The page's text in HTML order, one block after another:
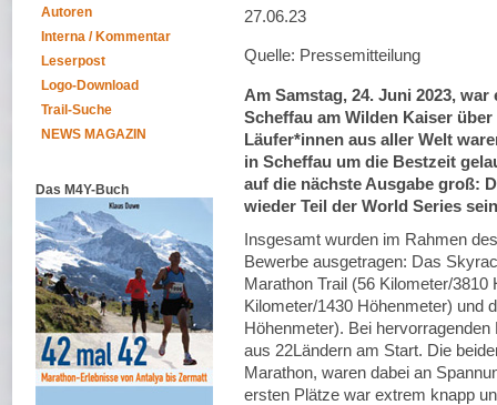
Autoren
Interna / Kommentar
Leserpost
Logo-Download
Trail-Suche
NEWS MAGAZIN
Das M4Y-Buch
27.06.23
Quelle: Pressemitteilung
Am Samstag, 24. Juni 2023,
Scheffau am Wilden Kaiser
Läufer*innen aus aller Welt
in Scheffau um die Bestzeit
auf die nächste Ausgabe groß:
wieder Teil der World Series
Insgesamt wurden im Rahmen
Bewerbe ausgetragen: Das
Marathon Trail (56 Kilometer/
Kilometer/1430 Höhenmeter) und
Höhenmeter). Bei
aus 22Ländern am Start. Die
Marathon, waren dabei an
ersten Plätze war extrem knapp